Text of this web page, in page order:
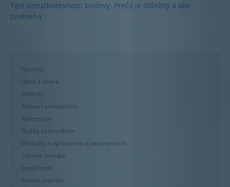
Test vzduchotesnosti budovy: Prečo je dôležitý a ako
prebieha
Novinky
Okná a dvere
Doplnky
Zmluvní predajcovia
Referencie
Služby zákazníkom
Manuály a vyhlásenia o parametroch
Cenová ponuka
Spoločnosť
Slovník pojmov